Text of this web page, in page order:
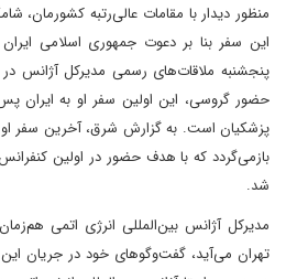
منظور دیدار با مقامات عالی‌رتبه کشورمان،
این سفر بنا بر دعوت جمهوری اسلامی
پنجشنبه ملاقات‌های رسمی مدیر‌کل آژانس
حضور گروسی، این اولین سفر او به ایران
پزشکیان است. به گزارش شرق، آخرین سفر
باز‌می‌گردد که با هدف حضور در اولین
شد.
مدیرکل آژانس بین‌المللی انرژی اتمی
تهران می‌آید، گفت‌وگوهای خود در جریان